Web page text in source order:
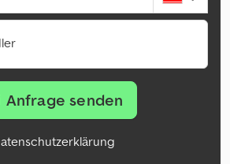
Anfrage senden